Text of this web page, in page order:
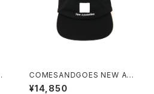
COMESANDGOES NEW AM
STERDAM CAP
¥14,850